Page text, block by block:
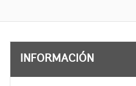
INFORMACIÓN